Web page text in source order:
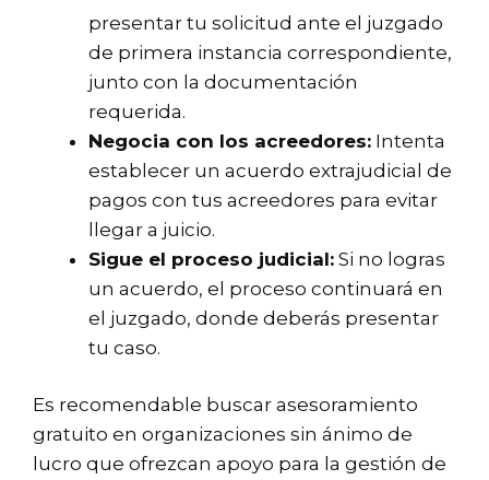
presentar tu solicitud ante el juzgado
de primera instancia correspondiente,
junto con la documentación
requerida.
Negocia con los acreedores: Intenta
establecer un acuerdo extrajudicial de
pagos con tus acreedores para evitar
llegar a juicio.
Sigue el proceso judicial: Si no logras
un acuerdo, el proceso continuará en
el juzgado, donde deberás presentar
tu caso.
Es recomendable buscar asesoramiento
gratuito en organizaciones sin ánimo de
lucro que ofrezcan apoyo para la gestión de